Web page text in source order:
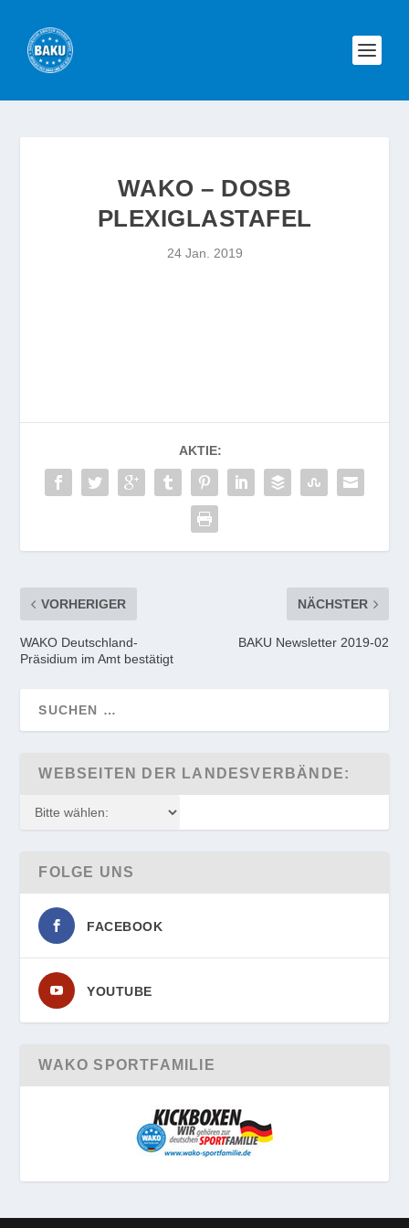
WAKO – DOSB
PLEXIGLASTAFEL
24 Jan. 2019
AKTIE:
VORHERIGER
WAKO Deutschland-
Präsidium im Amt bestätigt
NÄCHSTER
BAKU Newsletter 2019-02
WEBSEITEN DER LANDESVERBÄNDE:
FOLGE UNS
FACEBOOK
YOUTUBE
WAKO SPORTFAMILIE